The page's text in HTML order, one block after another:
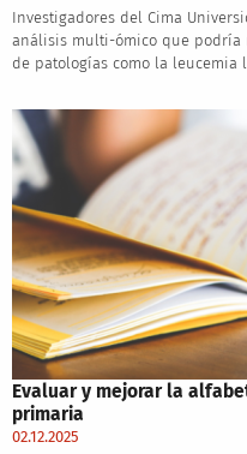
Investigadores del Cima
análisis multi-ómico que podría
de patologías como la leucemia
Evaluar y mejorar la
primaria
02.12.2025